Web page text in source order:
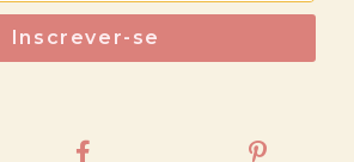
Inscrever-se